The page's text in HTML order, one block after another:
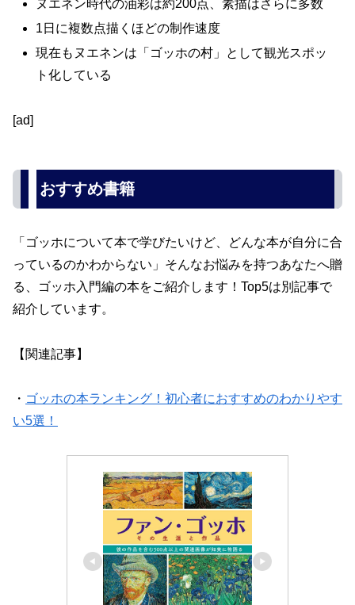
ヌエネン時代の油彩は約200点、素描はさらに多数
1日に複数点描くほどの制作速度
現在もヌエネンは「ゴッホの村」として観光スポッ
ト化している
[ad]
おすすめ書籍
「ゴッホについて本で学びたいけど、どんな本が自分に合
っているのかわからない」そんなお悩みを持つあなたへ贈
る、ゴッホ入門編の本をご紹介します！Top5は別記事で
紹介しています。
【関連記事】
・ ゴッホの本ランキング！初心者におすすめのわかりやす
い5選！